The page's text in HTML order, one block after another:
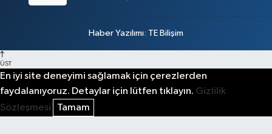
Haber Yazılımı: TE Bilişim
ÜST
En iyi site deneyimi sağlamak için çerezlerden
faydalanıyoruz. Detaylar için lütfen tıklayın. Gizlilik
Sözleşmesi
Tamam